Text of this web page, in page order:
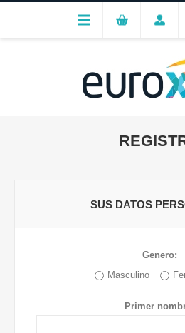
SUS DATOS
Genero:
Masculino
Primer